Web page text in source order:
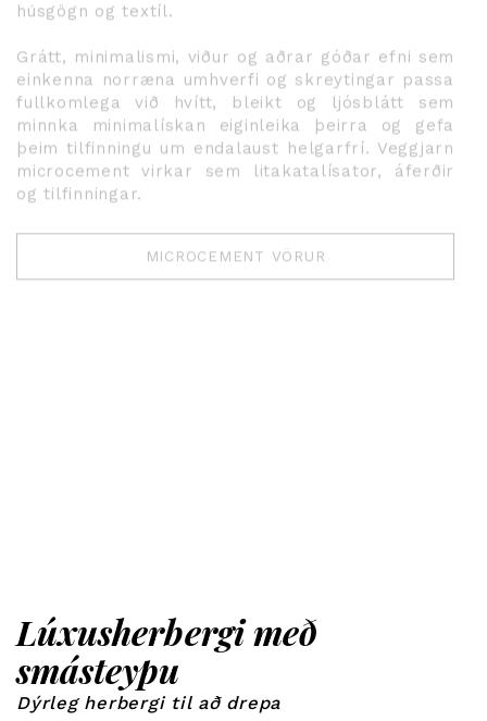
húsgögn og textíl.
Grátt, minimalismi, viður og aðrar góðar efni sem
einkenna norræna umhverfi og skreytingar passa
fullkomlega við hvítt, bleikt og ljósblátt sem
minnka minimalískan eiginleika þeirra og gefa
þeim tilfinningu um endalaust helgarfrí. Veggjarn
microcement virkar sem litakatalísator, áferðir
og tilfinningar.
MICROCEMENT VÖRUR
Lúxusherbergi með
smásteypu
Dýrleg herbergi til að drepa